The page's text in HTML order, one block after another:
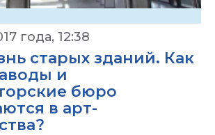
года, 12:38
старых зданий. Как
и
бюро
в арт-